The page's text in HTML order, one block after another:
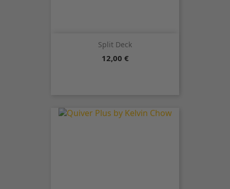
Split Deck
Precio
12,00 €